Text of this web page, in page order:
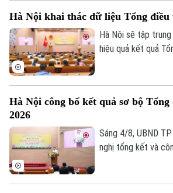
Hà Nội khai thác dữ liệu Tổng điều
Hà Nội sẽ tập
hiệu quả kết quả
UBND thành phố
kinh tế năm 2026
tổng kết và công
Hà Nội công bố kết quả sơ bộ
2026
Sáng 4/8, UBND
nghị tổng kết và